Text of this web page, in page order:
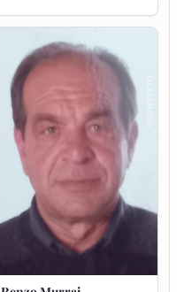
Renzo Murrai
5 agosto 2026